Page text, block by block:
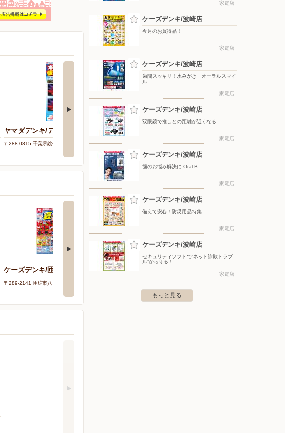
ヤマダデンキ/テックランド銚子店
〒288-0815 千葉県銚子市三崎町2-2613 〒288-0836 千葉県銚子市松岸町3-285-1
ケーズデンキ/匝瑳店
〒289-2141 匝瑳市八日市場ハ字エビス田971-1他
家電店
ケーズデンキ/波崎店
今月のお買得品！
家電店
ケーズデンキ/波崎店
歯間スッキリ！水みがき オーラルスマイ
ル
家電店
ケーズデンキ/波崎店
双眼鏡で推しとの距離が近くなる
家電店
ケーズデンキ/波崎店
歯のお悩み解決に Oral-B
家電店
ケーズデンキ/波崎店
備えて安心！防災用品特集
家電店
ケーズデンキ/波崎店
セキュリティソフトで“ネット詐欺トラブ
ル”から守る！
家電店
もっと見る